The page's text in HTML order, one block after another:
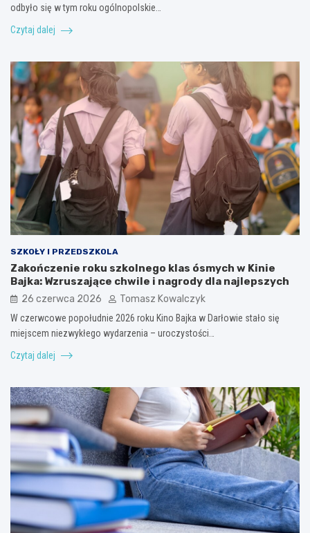
odbyło się w tym roku ogólnopolskie…
Czytaj dalej
SZKOŁY I PRZEDSZKOLA
Zakończenie roku szkolnego klas ósmych w Kinie
Bajka: Wzruszające chwile i nagrody dla najlepszych
26 czerwca 2026 Tomasz Kowalczyk
W czerwcowe popołudnie 2026 roku Kino Bajka w Darłowie stało się
miejscem niezwykłego wydarzenia – uroczystości…
Czytaj dalej